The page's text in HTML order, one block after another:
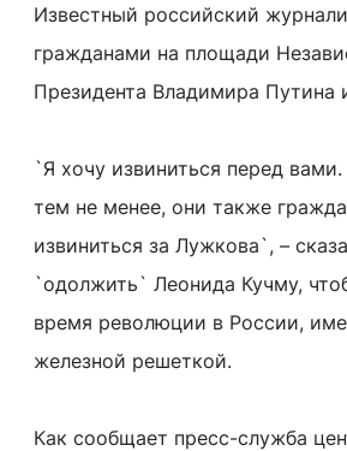
Известный российский
гражданами на площади
Президента Владимира
`Я хочу извиниться перед
тем не менее, они также
извиниться за Лужкова`, –
`одолжить` Леонида Кучму,
время революции в России,
железной решеткой.
Как сообщает пресс-служба